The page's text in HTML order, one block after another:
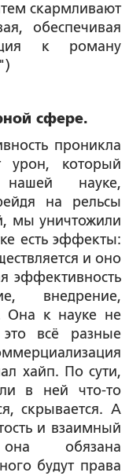
скармливают
обеспечивая
к роману
сфере.
проникла
урон, который
нашей науке,
на рельсы
мы уничтожили
есть эффекты:
и оно
эффективность
внедрение,
Она к науке не
всё разные
хайп. По сути,
в ней что-то
скрывается. А
и взаимный
обязана
будут права